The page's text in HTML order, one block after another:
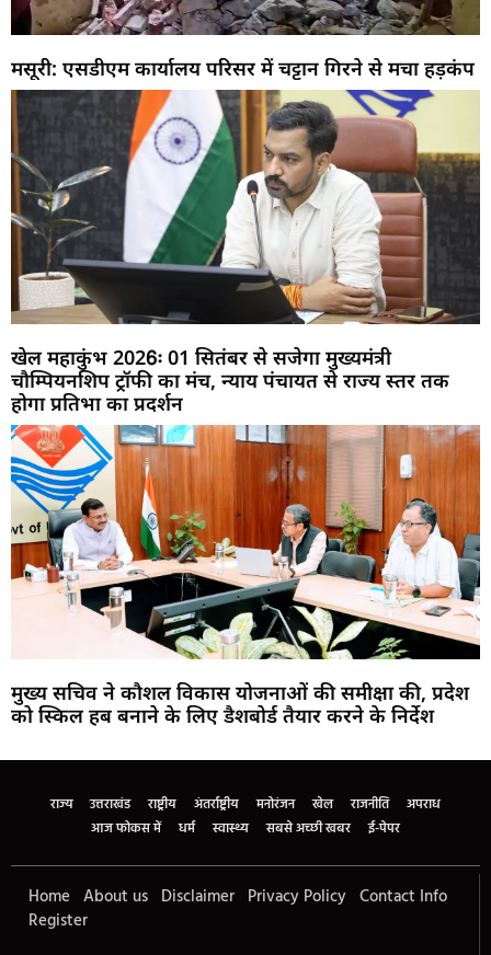
मसूरी: एसडीएम कार्यालय परिसर में चट्टान गिरने से मचा हड़कंप
खेल महाकुंभ 2026ः 01 सितंबर से सजेगा मुख्यमंत्री
चौम्पियनशिप ट्रॉफी का मंच, न्याय पंचायत से राज्य स्तर तक
होगा प्रतिभा का प्रदर्शन
मुख्य सचिव ने कौशल विकास योजनाओं की समीक्षा की, प्रदेश
को स्किल हब बनाने के लिए डैशबोर्ड तैयार करने के निर्देश
राज्य उत्तराखंड राष्ट्रीय अंतर्राष्ट्रीय मनोरंजन खेल राजनीति
अपराध
आज फोकस में
धर्म स्वास्थ्य सबसे अच्छी खबर ई-पेपर
Home About us Disclaimer Privacy Policy Contact Info
Register